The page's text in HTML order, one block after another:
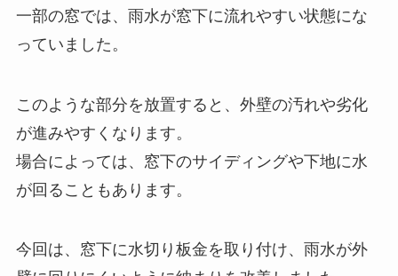
一部の窓では、雨水が窓下に流れやすい状態にな
っていました。
このような部分を放置すると、外壁の汚れや劣化
が進みやすくなります。
場合によっては、窓下のサイディングや下地に水
が回ることもあります。
今回は、窓下に水切り板金を取り付け、雨水が外